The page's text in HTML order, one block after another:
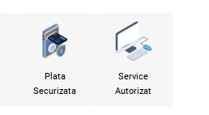
Plata
Securizata
Service
Autorizat